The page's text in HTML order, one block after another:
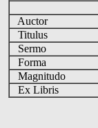
Auctor
Titulus
Sermo
Forma
Magnitudo
Ex Libris